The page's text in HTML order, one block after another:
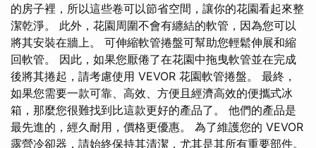
的房子裡，所以這些卷可以節省空間，讓你的花園看起來整
潔乾淨。 此外，花園周圍不會有纏結的軟管，因為您可以
將其安裝在牆上。 可伸縮軟管捲盤可幫助您輕鬆伸展和縮
回軟管。 因此，如果您厭倦了在花園中拖曳軟管並在完成
後將其捲起，請考慮使用 VEVOR 花園軟管捲盤。 最終，
如果您需要一款可靠、高效、方便且經濟高效的便攜式冰
箱，那麼您很難找到比這款更好的產品了。 他們的產品是
最先進的，經久耐用，價格更優惠。 為了維護您的 VEVOR
露營冷卻器，請始終保持其清潔，尤其是其所有重要部件。